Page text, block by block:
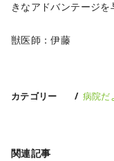
きなアドバンテージを
獣医師：伊藤
カテゴリー 病院だ
関連記事